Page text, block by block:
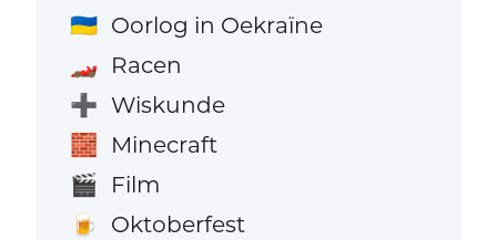
🇺🇦 Oorlog in Oekraïne
🏎️ Racen
➕ Wiskunde
🧱 Minecraft
🎬 Film
🍺 Oktoberfest